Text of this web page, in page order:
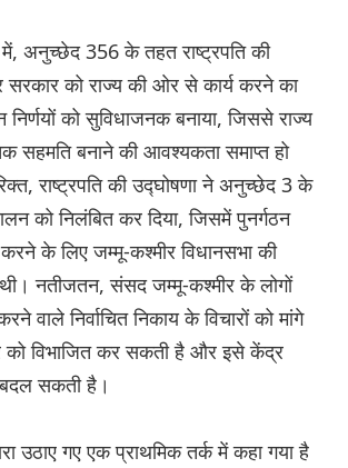
अनुच्छेद 356 के तहत राष्ट्रपति की
सरकार को राज्य की ओर से कार्य करने का
को सुविधाजनक बनाया, जिससे राज्य
सहमति बनाने की आवश्यकता समाप्त हो
राष्ट्रपति की उद्घोषणा ने अनुच्छेद 3 के
को निलंबित कर दिया, जिसमें पुनर्गठन
करने के लिए जम्मू-कश्मीर विधानसभा की
थी। नतीजतन, संसद जम्मू-कश्मीर के लोगों
वाले निर्वाचित निकाय के विचारों को मांगे
को विभाजित कर सकती है और इसे केंद्र
सकती है।
उठाए गए एक प्राथमिक तर्क में कहा गया है